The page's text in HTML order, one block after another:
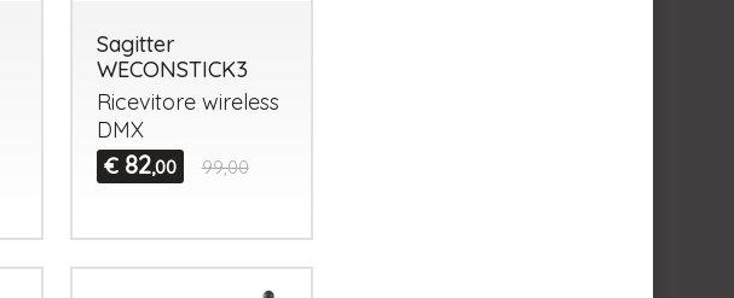
Sagitter
WECONSTICK3
Ricevitore wireless
DMX
€ 82,00 99,00